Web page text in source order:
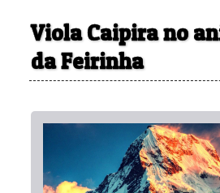
Viola Caipira no
da Feirinha